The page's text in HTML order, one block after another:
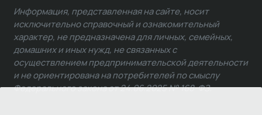
Информация, представленная на сайте, носит
исключительно справочный и ознакомительный
характер, не предназначена для личных, семейных,
домашних и иных нужд, не связанных с
осуществлением предпринимательской деятельности
и не ориентирована на потребителей по смыслу
Федерального закона от 24.06.2025 № 168-ФЗ.